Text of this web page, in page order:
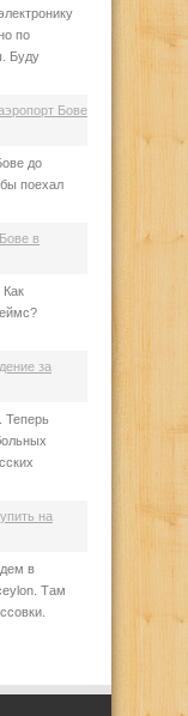
по
Буду
Бове
до
поехал
в
за
Теперь
на
в
Там